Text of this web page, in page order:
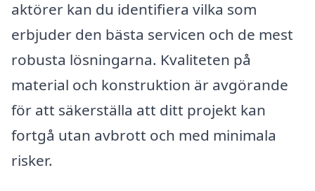
aktörer kan du identifiera vilka som
erbjuder den bästa servicen och de mest
robusta lösningarna. Kvaliteten på
material och konstruktion är avgörande
för att säkerställa att ditt projekt kan
fortgå utan avbrott och med minimala
risker.